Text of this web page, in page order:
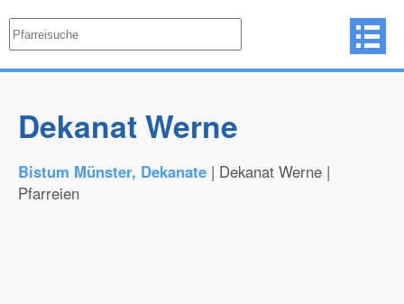
Dekanat Werne
Bistum Münster, Dekanate | Dekanat Werne |
Pfarreien